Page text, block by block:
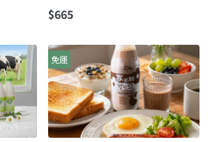
$665
免運